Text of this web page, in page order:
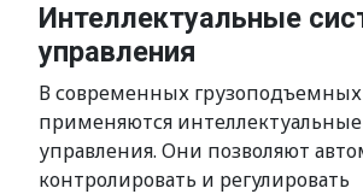
Интеллектуальные
управления
В современных
применяются
управления. Они позволяют
контролировать и регулировать